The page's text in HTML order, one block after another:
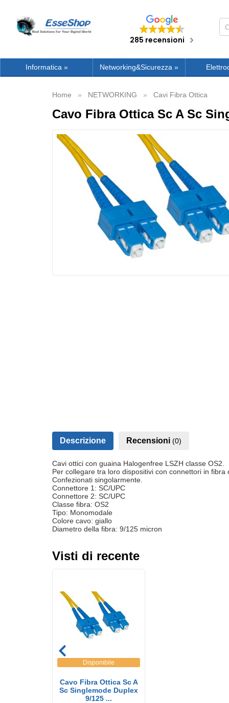
285 recensioni
Informatica» Networking&Sicurezza »
Home NETWORKING Cavi Fibra Ottica
Cavo Fibra Ottica Sc A Sc
Descrizione Recensioni (0)
Cavi ottici con guaina Halogenfree LSZH classe OS2.
Per collegare tra loro dispositivi con connettori in fibra
Confezionati singolarmente.
Connettore 1: SC/UPC
Connettore 2: SC/UPC
Classe fibra: OS2
Tipo: Monomodale
Colore cavo: giallo
Diametro della fibra: 9/125 micron
Visti di recente
Disponibile
Cavo Fibra Ottica Sc A
Sc Singlemode Duplex
9/125 ...